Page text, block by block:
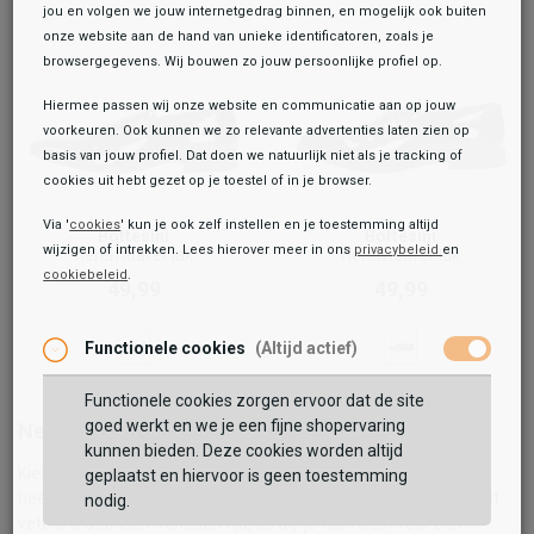
Toegevoegd aan je winkeltas!
Bottesini
heren loafer lak
49,99
Bottesini
Heren loafer lak
Nette instappers voor heren
Kies voor onze nette instappers voor heren. De schoenen zitten
heerlijk comfortabel en je stapt er gemakkelijk in. Het gedoe met
veters is definitief verleden tijd, terwijl je toch kiest voor een
jou en volgen we jouw internetgedrag binnen, en mogelijk ook buiten
onze website aan de hand van unieke identificatoren, zoals je
browsergegevens. Wij bouwen zo jouw persoonlijke profiel op.
Hiermee passen wij onze website en communicatie aan op jouw
voorkeuren. Ook kunnen we zo relevante advertenties laten zien op
basis van jouw profiel. Dat doen we natuurlijk niet als je tracking of
cookies uit hebt gezet op je toestel of in je browser.
Via 'cookies' kun je ook zelf instellen en je toestemming altijd
wijzigen of intrekken. Lees hierover meer in ons privacybeleid en
cookiebeleid .
Functionele cookies (Altijd actief)
Functionele cookies zorgen ervoor dat de site
goed werkt en we je een fijne shopervaring
kunnen bieden. Deze cookies worden altijd
geplaatst en hiervoor is geen toestemming
nodig.